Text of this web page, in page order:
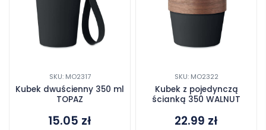
SKU: MO2317
Kubek dwuścienny 350 ml
TOPAZ
15.05 zł
SKU: MO2322
Kubek z pojedynczą
ścianką 350 WALNUT
22.99 zł